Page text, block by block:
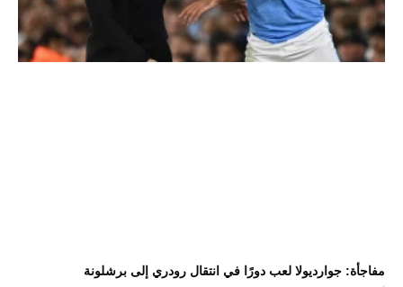
مفاجأة: جوارديولا لعب دورًا في انتقال رودري إلى برشلونة